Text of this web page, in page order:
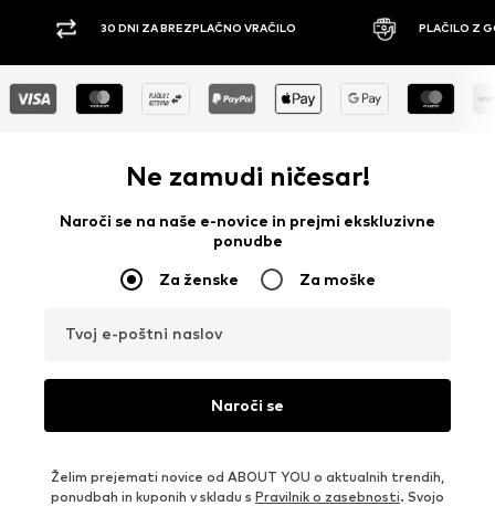
30 DNI ZA BREZPLAČNO VRAČILO PLAČILO Z
Ne zamudi ničesar!
Naroči se na naše e-novice in prejmi ekskluzivne
ponudbe
Za ženske Za moške
Tvoj e-poštni naslov
Naroči se
Želim prejemati novice od ABOUT YOU o aktualnih trendih,
ponudbah in kuponih v skladu s Pravilnik o zasebnosti. Svojo